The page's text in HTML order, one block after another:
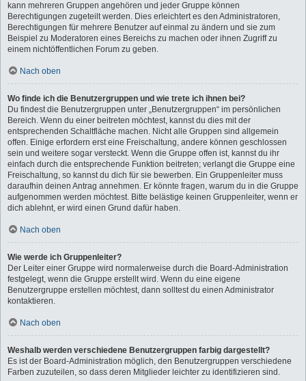
kann mehreren Gruppen angehören und jeder Gruppe können
Berechtigungen zugeteilt werden. Dies erleichtert es den Administratoren,
Berechtigungen für mehrere Benutzer auf einmal zu ändern und sie zum
Beispiel zu Moderatoren eines Bereichs zu machen oder ihnen Zugriff zu
einem nichtöffentlichen Forum zu geben.
Nach oben
Wo finde ich die Benutzergruppen und wie trete ich ihnen bei?
Du findest die Benutzergruppen unter „Benutzergruppen“ im persönlichen
Bereich. Wenn du einer beitreten möchtest, kannst du dies mit der
entsprechenden Schaltfläche machen. Nicht alle Gruppen sind allgemein
offen. Einige erfordern erst eine Freischaltung, andere können geschlossen
sein und weitere sogar versteckt. Wenn die Gruppe offen ist, kannst du ihr
einfach durch die entsprechende Funktion beitreten; verlangt die Gruppe eine
Freischaltung, so kannst du dich für sie bewerben. Ein Gruppenleiter muss
daraufhin deinen Antrag annehmen. Er könnte fragen, warum du in die Gruppe
aufgenommen werden möchtest. Bitte belästige keinen Gruppenleiter, wenn er
dich ablehnt, er wird einen Grund dafür haben.
Nach oben
Wie werde ich Gruppenleiter?
Der Leiter einer Gruppe wird normalerweise durch die Board-Administration
festgelegt, wenn die Gruppe erstellt wird. Wenn du eine eigene
Benutzergruppe erstellen möchtest, dann solltest du einen Administrator
kontaktieren.
Nach oben
Weshalb werden verschiedene Benutzergruppen farbig dargestellt?
Es ist der Board-Administration möglich, den Benutzergruppen verschiedene
Farben zuzuteilen, so dass deren Mitglieder leichter zu identifizieren sind.